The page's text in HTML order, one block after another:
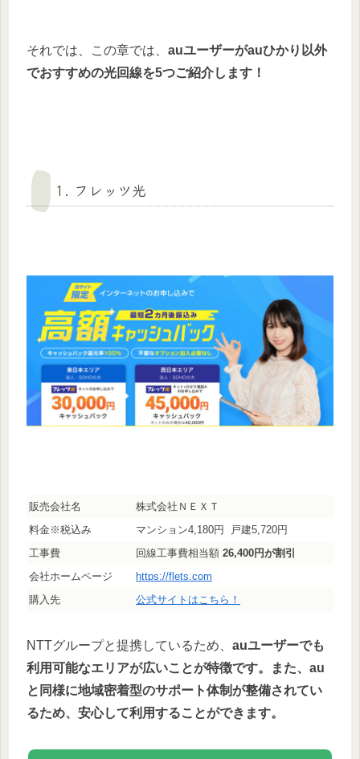
それでは、この章では、 auユーザーがauひかり以外
でおすすめの光回線を5つご紹介します！
1. フレッツ光
販売会社名
株式会社ＮＥＸＴ
料金※税込み
マンション4,180円 戸建5,720円
工事費
回線工事費相当額 26,400円が割引
会社ホームページ
https://flets.com
購入先
公式サイトはこちら！
NTTグループと提携しているため、 auユーザーでも
利用可能なエリアが広いことが特徴です。また、au
と同様に地域密着型のサポート体制が整備されてい
るため、安心して利用することができます。